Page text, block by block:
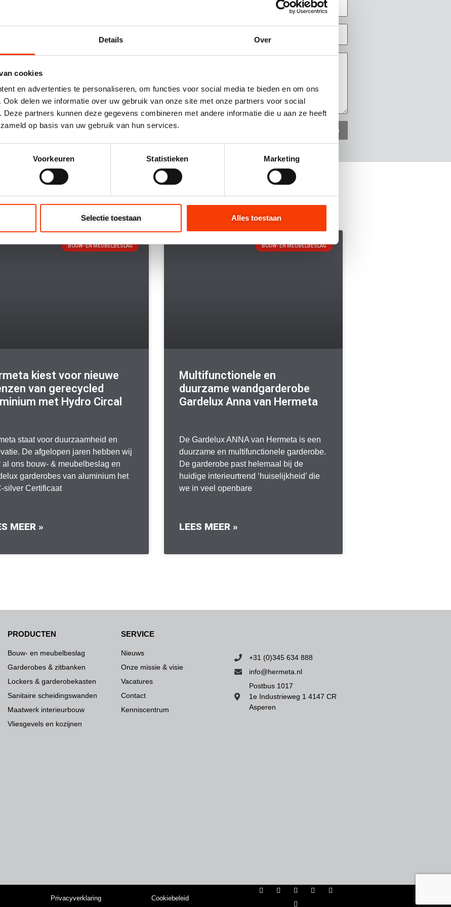
Details Over
cookies
en advertenties te personaliseren, om functies voor social media te bieden en om ons
delen we informatie over uw gebruik van onze site met onze partners voor social
Deze partners kunnen deze gegevens combineren met andere informatie die u aan ze heeft
op basis van uw gebruik van hun services.
Voorkeuren Statistieken Marketing
Selectie toestaan Alles toestaan
te
BOUW- EN MEUBELBESLAG
kiest voor nieuwe
van gerecycled
met Hydro Circal
staat voor duurzaamheid en
De afgelopen jaren hebben wij
al ons bouw- & meubelbeslag en
garderobes van aluminium het
silver Certificaat
MEER »
BOUW- EN MEUBELBESLAG
Multifunctionele en
duurzame wandgarderobe
Gardelux Anna van Hermeta
De Gardelux ANNA van Hermeta is een
duurzame en multifunctionele garderobe.
De garderobe past helemaal bij de
huidige interieurtrend ‘huiselijkheid’ die
we in veel openbare
LEES MEER »
PRODUCTEN
Bouw- en meubelbeslag
Garderobes & zitbanken
Lockers & garderobekasten
Sanitaire scheidingswanden
Maatwerk interieurbouw
Vliesgevels en kozijnen
SERVICE
Nieuws
Onze missie & visie
Vacatures
Contact
Kenniscentrum
+31 (0)345 634 888
info@hermeta.nl
Postbus 1017
1e Industrieweg 1 4147 CR
Asperen
Privacyverklaring Cookiebeleid